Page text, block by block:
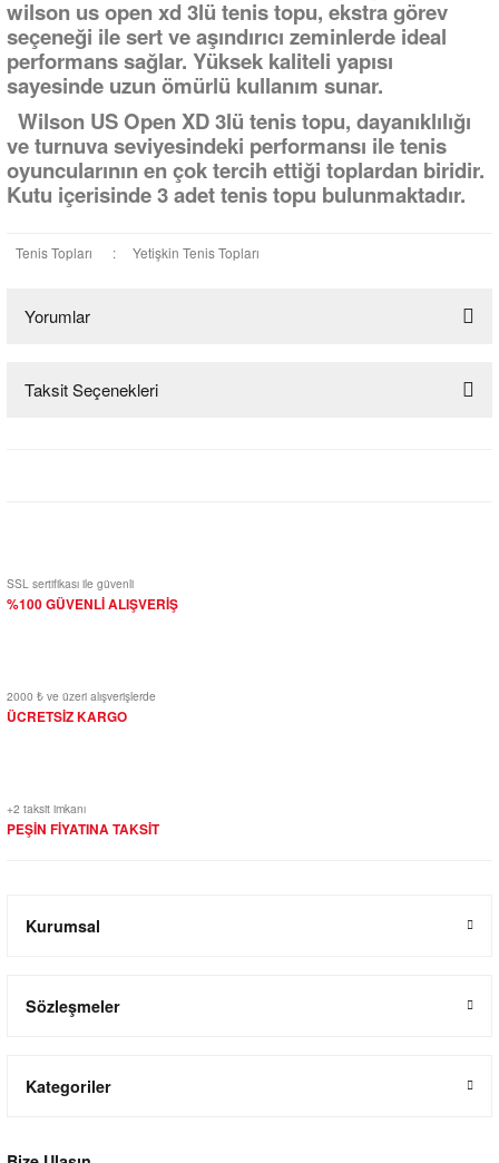
wilson us open xd 3lü tenis topu, ekstra görev
seçeneği ile sert ve aşındırıcı zeminlerde ideal
performans sağlar. Yüksek kaliteli yapısı
sayesinde uzun ömürlü kullanım sunar.
Wilson US Open XD 3lü tenis topu, dayanıklılığı
ve turnuva seviyesindeki performansı ile tenis
oyuncularının en çok tercih ettiği toplardan biridir.
Kutu içerisinde 3 adet tenis topu bulunmaktadır.
Tenis Topları : Yetişkin Tenis Topları
Yorumlar
Bu ürüne ilk yorumu siz yapın!
Taksit Seçenekleri
SSL sertifikası ile güvenli
%100 GÜVENLİ ALIŞVERİŞ
2000 ₺ ve üzeri alışverişlerde
ÜCRETSİZ KARGO
+2 taksit imkanı
PEŞİN FİYATINA TAKSİT
Kurumsal
Sözleşmeler
Kategoriler